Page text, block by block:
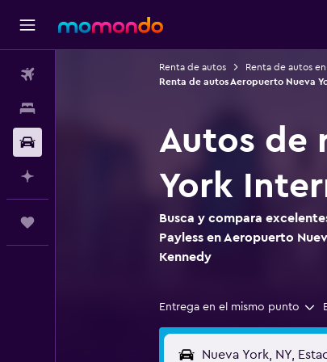
Renta de autos Renta de autos
Renta de autos Aeropuerto Nueva
Autos de
York
Busca y compara
Payless en Aeropuerto
Kennedy
Entrega en el mismo punto